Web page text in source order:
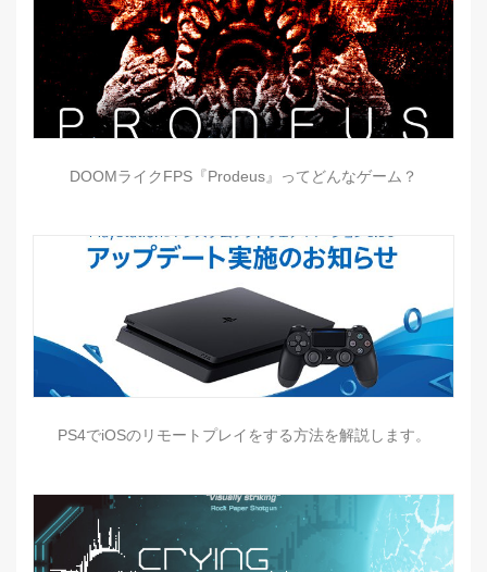
DOOMライクFPS『Prodeus』ってどんなゲーム？
PS4でiOSのリモートプレイをする方法を解説します。